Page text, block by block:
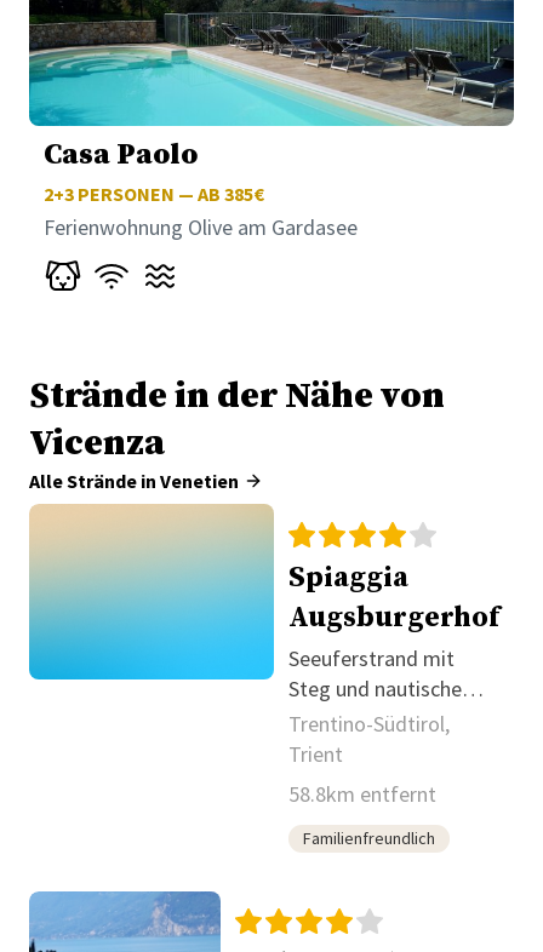
Casa Paolo
2+3 PERSONEN — AB 385€
Ferienwohnung Olive am Gardasee
Strände in der Nähe von
Vicenza
Alle Strände in Venetien
Spiaggia
Augsburgerhof
Seeuferstrand mit
Steg und nautischem
Angebot
Trentino-Südtirol,
Trient
58.8km entfernt
Familienfreundlich